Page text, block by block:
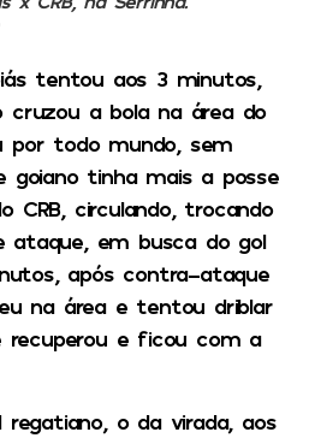
tentou aos 3 minutos,
cruzou a bola na área do
por todo mundo, sem
goiano tinha mais a posse
CRB, circulando, trocando
ataque, em busca do gol
após contra-ataque
na área e tentou driblar
recuperou e ficou com a
regatiano, o da virada, aos